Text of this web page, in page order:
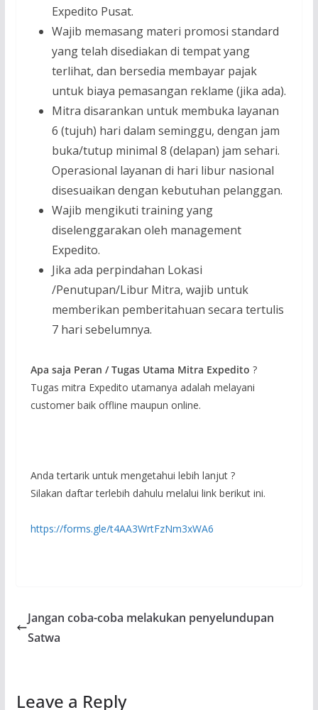
Expedito Pusat.
Wajib memasang materi promosi standard
yang telah disediakan di tempat yang
terlihat, dan bersedia membayar pajak
untuk biaya pemasangan reklame (jika ada).
Mitra disarankan untuk membuka layanan
6 (tujuh) hari dalam seminggu, dengan jam
buka/tutup minimal 8 (delapan) jam sehari.
Operasional layanan di hari libur nasional
disesuaikan dengan kebutuhan pelanggan.
Wajib mengikuti training yang
diselenggarakan oleh management
Expedito.
Jika ada perpindahan Lokasi
/Penutupan/Libur Mitra, wajib untuk
memberikan pemberitahuan secara tertulis
7 hari sebelumnya.
Apa saja Peran / Tugas Utama Mitra Expedito ?
Tugas mitra Expedito utamanya adalah melayani
customer baik offline maupun online.
Anda tertarik untuk mengetahui lebih lanjut ?
Silakan daftar terlebih dahulu melalui link berikut ini.
https://forms.gle/t4AA3WrtFzNm3xWA6
Jangan coba-coba melakukan penyelundupan
Satwa
Leave a Reply